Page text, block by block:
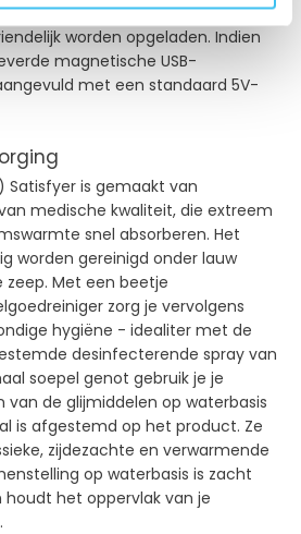
van geïntegreerde batterijen en
worden opgeladen. Indien
magnetische USB-
met een standaard 5V-
Satisfyer is gemaakt van
medische kwaliteit, die extreem
snel absorberen. Het
worden gereinigd onder lauw
Met een beetje
zorg je vervolgens
hygiëne - idealiter met de
desinfecterende spray van
soepel genot gebruik je je
de glijmiddelen op waterbasis
is afgestemd op het product. Ze
zijdezachte en verwarmende
op waterbasis is zacht
het oppervlak van je